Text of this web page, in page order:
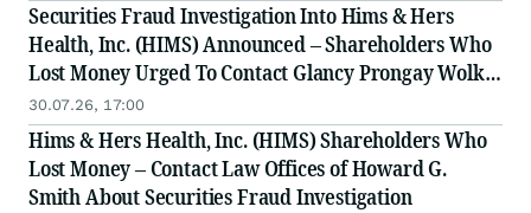
Securities Fraud Investigation Into Hims & Hers
Health, Inc. (HIMS) Announced – Shareholders Who
Lost Money Urged To Contact Glancy Prongay Wolke
& Rotter LLP, a Leading Securities Fraud Law Firm
30.07.26, 17:00
Hims & Hers Health, Inc. (HIMS) Shareholders Who
Lost Money – Contact Law Offices of Howard G.
Smith About Securities Fraud Investigation